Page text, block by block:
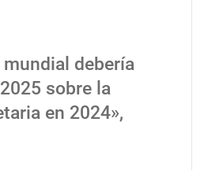
debería
sobre la
en 2024»,